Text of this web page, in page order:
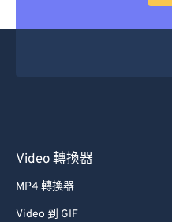
Video 轉換器
MP4 轉換器
Video 到 GIF